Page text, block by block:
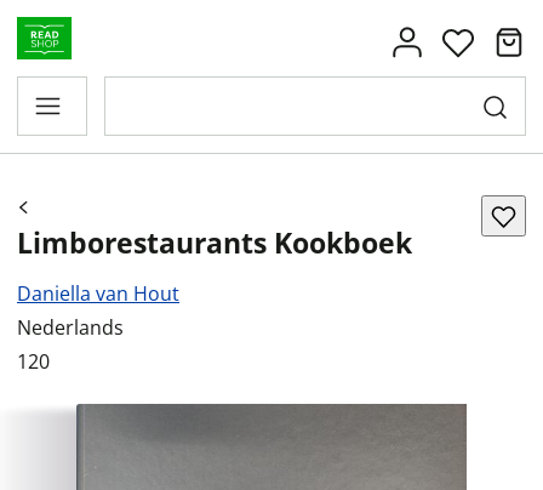
Limborestaurants Kookboek
Daniella van Hout
Nederlands
120